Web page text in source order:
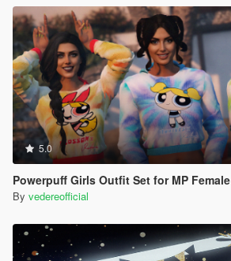
5.0
Powerpuff Girls Outfit Set for MP Female
By vedereofficial